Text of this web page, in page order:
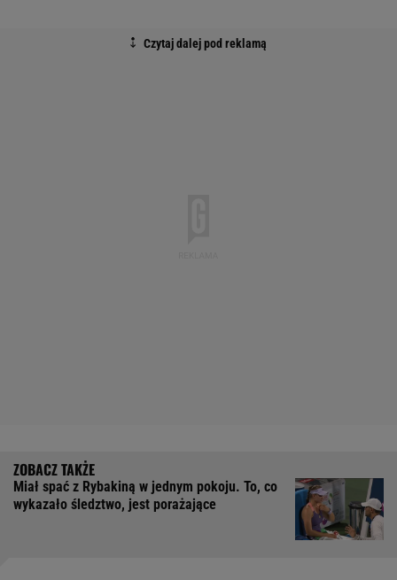
Miał spać z Rybakiną w jednym pokoju. To, co
wykazało śledztwo, jest porażające